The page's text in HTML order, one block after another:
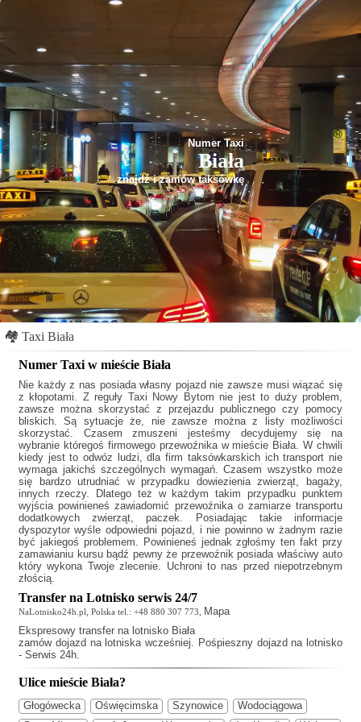
Numer Taxi
Biała
znajdź i zamów taksówkę
🏘 Taxi Biała
Numer Taxi w mieście Biała
Nie każdy z nas posiada własny pojazd nie zawsze musi wiązać się
z kłopotami. Z reguły Taxi Nowy Bytom nie jest to duży problem,
zawsze można skorzystać z przejazdu publicznego czy pomocy
bliskich. Są sytuacje że, nie zawsze można z listy możliwości
skorzystać. Czasem zmuszeni jesteśmy decydujemy się na
wybranie któregoś firmowego przewoźnika w mieście Biała. W chwili
kiedy jest to odwóz ludzi, dla firm taksówkarskich ich transport nie
wymaga jakichś szczególnych wymagań. Czasem wszystko może
się bardzo utrudniać w przypadku dowiezienia zwierząt, bagaży,
innych rzeczy. Dlatego też w każdym takim przypadku punktem
wyjścia powinieneś zawiadomić przewoźnika o zamiarze transportu
dodatkowych zwierząt, paczek. Posiadając takie informacje
dyspozytor wyśle odpowiedni pojazd, i nie powinno w żadnym razie
być jakiegoś problemem. Powinieneś jednak zgłośmy ten fakt przy
zamawianiu kursu bądź pewny że przewoźnik posiada właściwy auto
który wykona Twoje zlecenie. Uchroni to nas przed niepotrzebnym
złością.
Transfer na Lotnisko serwis 24/7
NaLotnisko24h.pl, Polska tel.: +48 880 307 773, Mapa
Ekspresowy transfer na lotnisko Biała
zamów dojazd na lotniska wcześniej. Pośpieszny dojazd na lotnisko
- Serwis 24h.
Ulice mieście Biała?
Głogówecka Oświęcimska Szynowice
Wodociągowa